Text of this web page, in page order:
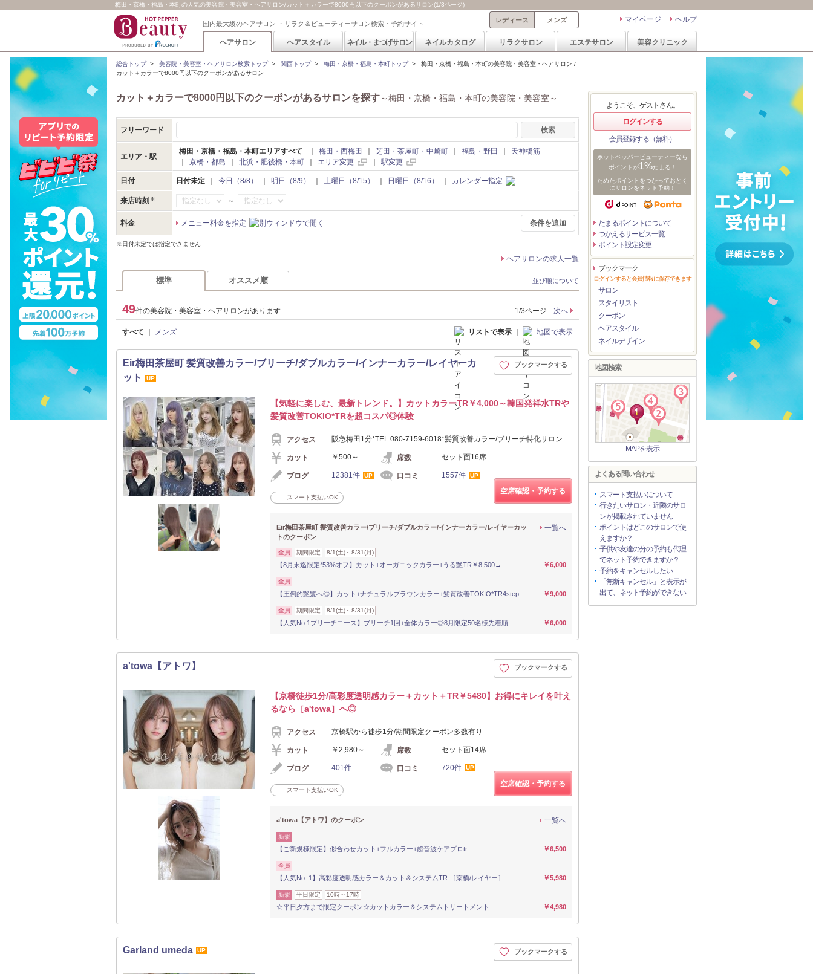
梅田・京橋・福島・本町の人気の美容院・美容室・ヘアサロン/カット＋カラーで8000円以下のクーポンがあるサロン(1/3ページ)
国内最大級のヘアサロン ・リラク＆ビューティーサロン検索・予約サイト ヘルプ
マイページ
レディース メンズ
ヘアサロン ヘアスタイル ネイル・まつげサロン ネイルカタログ リラクサロン エステサロン 美容クリニック
総合トップ> 美容院・美容室・ヘアサロン検索トップ> 関西トップ> 梅田・京橋・福島・本町トップ> 梅田・京橋・福島・本町の美容院・美容室・ヘアサロン /
カット＋カラーで8000円以下のクーポンがあるサロン
カット＋カラーで8000円以下のクーポンがあるサロンを探す～梅田・京橋・福島・本町の美容院・美容室～
フリーワード
エリア・駅
梅田・京橋・福島・本町エリアすべて 梅田・西梅田 芝田・茶屋町・中崎町 福島・野田
天神橋筋
京橋・都島 北浜・肥後橋・本町 エリア変更 駅変更
日付 日付未定 今日（8/8） 明日（8/9） 土曜日（8/15） 日曜日（8/16） カレンダー指定
来店時刻 ～
料金 メニュー料金を指定 条件を追加
※日付未定では指定できません
ヘアサロンの求人一覧
標準 オススメ順 並び順について
49件の美容院・美容室・ヘアサロンがあります 1/3ページ 次へ
すべて メンズ リストで表示 地図で表示
Eir梅田茶屋町 髪質改善カラー/ブリーチ/ダブルカラー/インナーカラー/レイヤーカ
ット
UP
ブックマークする
【気軽に楽しむ、最新トレンド。】カットカラーTR￥4,000～韓国発祥水TRや
髪質改善TOKIO*TRを超コスパ◎体験
アクセス 阪急梅田1分*TEL 080-7159-6018*髪質改善カラー/ブリーチ特化サロン
カット ￥500～ 席数 セット面16席
ブログ 12381件 UP 口コミ 1557件 UP
スマート支払いOK
空席確認・予約する
Eir梅田茶屋町 髪質改善カラー/ブリーチ/ダブルカラー/インナーカラー/レイヤーカッ
トのクーポン
一覧へ
全員 期間限定 8/1(土)～8/31(月)
【8月末迄限定*53%オフ】カット+オーガニックカラー+うる艶TR￥8,500→ ￥6,000
全員
【圧倒的艶髪へ◎】カット+ナチュラルブラウンカラー+髪質改善TOKIO*TR4step ￥9,000
全員 期間限定 8/1(土)～8/31(月)
【人気No.1ブリーチコース】ブリーチ1回+全体カラー◎8月限定50名様先着順 ￥6,000
a'towa【アトワ】 ブックマークする
【京橋徒歩1分/高彩度透明感カラー＋カット＋TR￥5480】お得にキレイを叶え
るなら［a'towa］へ◎
アクセス 京橋駅から徒歩1分/期間限定クーポン多数有り
カット ￥2,980～ 席数 セット面14席
ブログ 401件 口コミ 720件 UP
スマート支払いOK
空席確認・予約する
a'towa【アトワ】のクーポン 一覧へ
新規
【ご新規様限定】似合わせカット+フルカラー+超音波ケアプロtr ￥6,500
全員
【人気No. 1】高彩度透明感カラー＆カット＆システムTR ［京橋/レイヤー］ ￥5,980
新規 平日限定 10時～17時
☆平日夕方まで限定クーポン☆カットカラー＆システムトリートメント ￥4,980
Garland umeda UP ブックマークする
ようこそ、ゲストさん。
ログインする
会員登録する（無料）
ホットペッパービューティーなら
ポイントが1%たまる！
ためたポイントをつかっておとく
にサロンをネット予約！
たまるポイントについて
つかえるサービス一覧
ポイント設定変更
ブックマーク
ログインすると会員情報に保存できます
サロン
スタイリスト
クーポン
ヘアスタイル
ネイルデザイン
地図検索
MAPを表示
よくある問い合わせ
スマート支払いについて
行きたいサロン・近隣のサロ
ンが掲載されていません
ポイントはどこのサロンで使
えますか？
子供や友達の分の予約も代理
でネット予約できますか？
予約をキャンセルしたい
「無断キャンセル」と表示が
出て、ネット予約ができない